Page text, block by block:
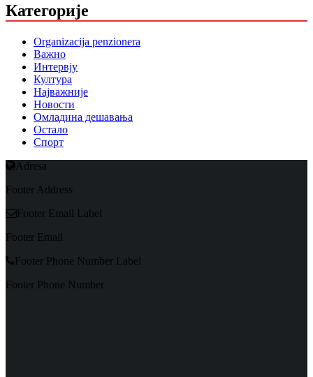
Категорије
Organizacija penzionera
Важно
Интервју
Култура
Најважније
Новости
Омладина дешавања
Остало
Спорт
Adresa
Footer Address
Footer Email Label
Footer Email
Footer Phone Number Label
Footer Phone Number